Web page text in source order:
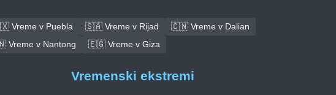
Vreme v Puebla 🇸🇦 Vreme v Rijad
🇨🇳 Vreme v Dalian
Vreme v Nantong 🇪🇬 Vreme v Giza
Vremenski ekstremi